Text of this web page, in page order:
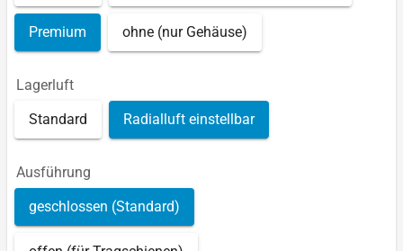
Premium ohne (nur Gehäuse)
Lagerluft
Standard Radialluft einstellbar
Ausführung
geschlossen (Standard)